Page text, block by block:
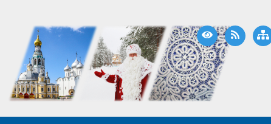
Версия для
RSS